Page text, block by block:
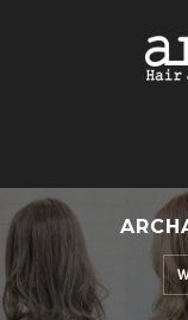
キ
プ